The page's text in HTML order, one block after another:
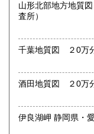
山形北部地方地質図
査所）
伊良湖岬 静岡県・